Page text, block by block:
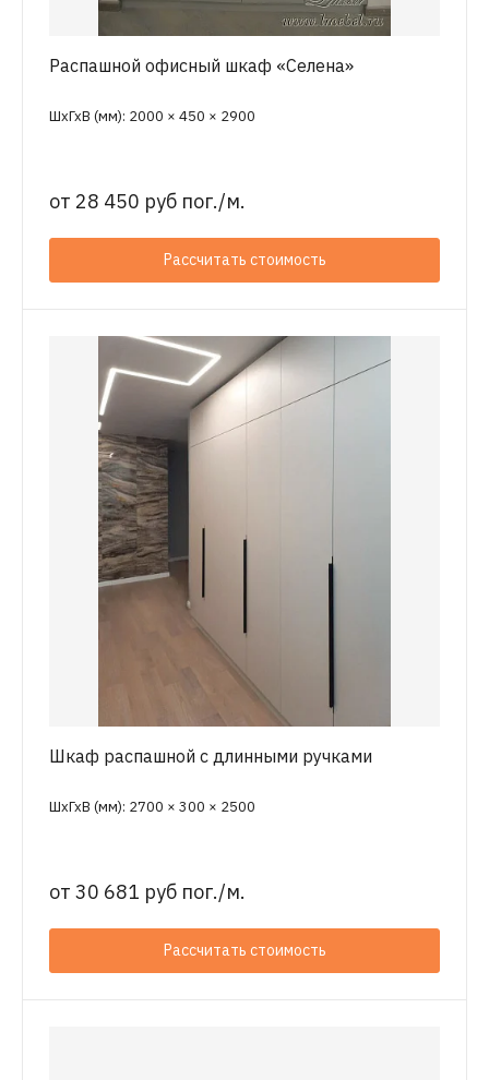
Распашной офисный шкаф «Селена»
ШхГхВ (мм): 2000 × 450 × 2900
от 28 450 руб пог./м.
Рассчитать стоимость
Шкаф распашной с длинными ручками
ШхГхВ (мм): 2700 × 300 × 2500
от 30 681 руб пог./м.
Рассчитать стоимость